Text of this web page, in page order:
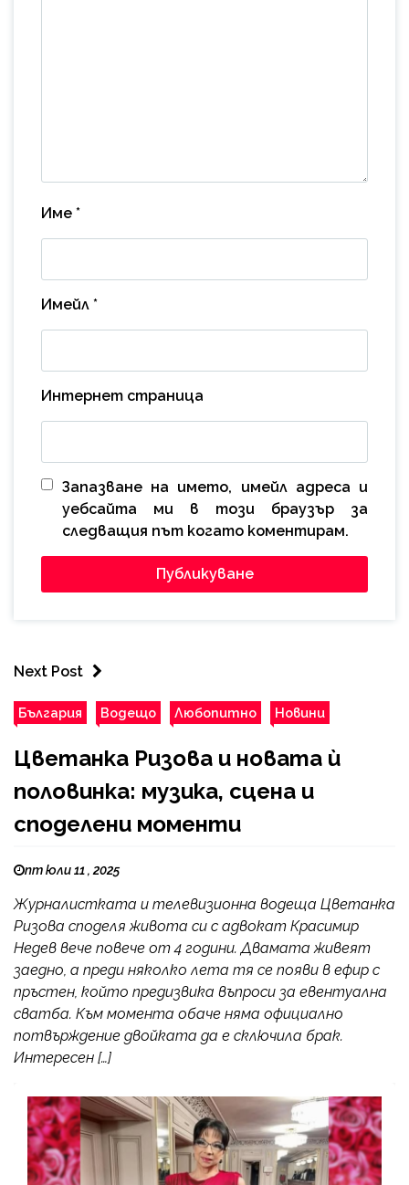
Име *
Имейл *
Интернет страница
Запазване на името, имейл адреса и
уебсайта ми в този браузър за
следващия път когато коментирам.
Next Post
България Водещо Любопитно Новини
Цветанка Ризова и новата ѝ
половинка: музика, сцена и
споделени моменти
пт юли 11 , 2025
Журналистката и телевизионна водеща Цветанка
Ризова споделя живота си с адвокат Красимир
Недев вече повече от 4 години. Двамата живеят
заедно, а преди няколко лета тя се появи в ефир с
пръстен, който предизвика въпроси за евентуална
сватба. Към момента обаче няма официално
потвърждение двойката да е сключила брак.
Интересен […]